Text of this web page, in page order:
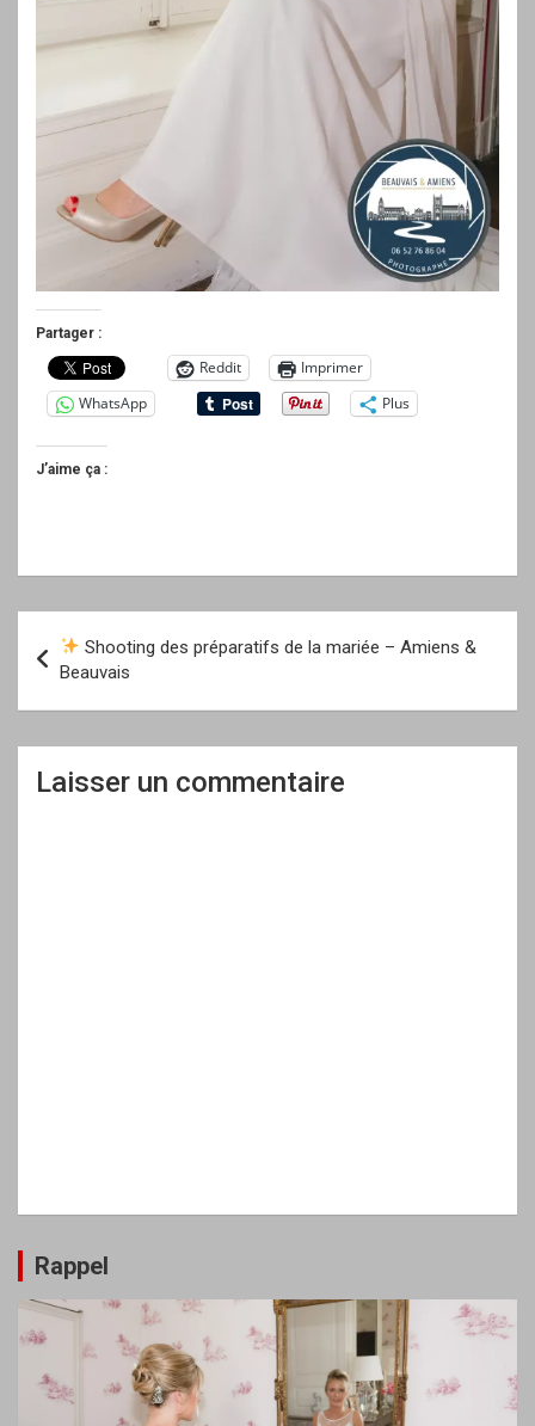
Partager :
Reddit
Imprimer
WhatsApp
Plus
J’aime ça :
de
l’article
Shooting des préparatifs de la mariée – Amiens &
Beauvais
Laisser un commentaire
Rappel